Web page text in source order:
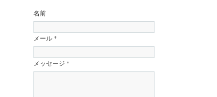
名前
メール *
メッセージ *